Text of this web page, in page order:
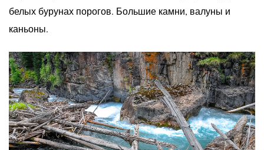
белых бурунах порогов. Большие камни, валуны и
каньоны.